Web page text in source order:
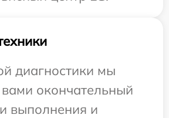
диагностики мы
окончательный
выполнения и